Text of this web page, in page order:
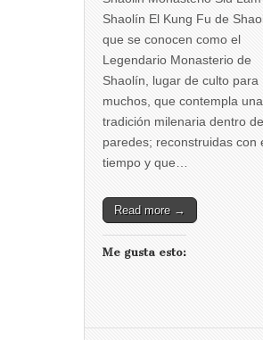
Shaolín El Kung Fu de
que se conocen como el
Legendario Monasterio de
Shaolín, lugar de culto para
muchos, que contempla una
tradición milenaria dentro
paredes; reconstruidas con
tiempo y que…
Read more →
Me gusta esto: